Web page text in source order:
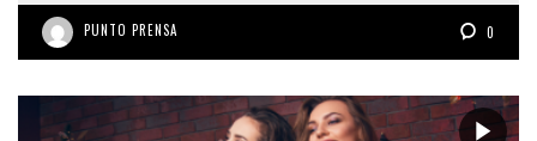
PUNTO PRENSA 0